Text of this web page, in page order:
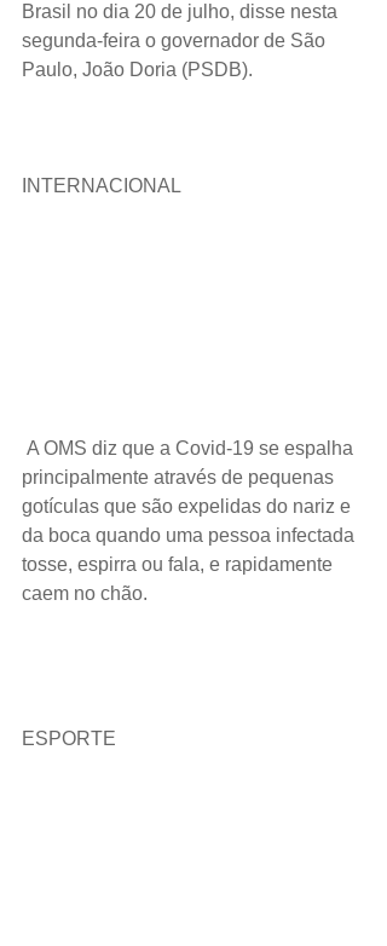
Brasil no dia 20 de julho, disse nesta
segunda-feira o governador de São
Paulo, João Doria (PSDB).
INTERNACIONAL
A OMS diz que a Covid-19 se espalha
principalmente através de pequenas
gotículas que são expelidas do nariz e
da boca quando uma pessoa infectada
tosse, espirra ou fala, e rapidamente
caem no chão.
ESPORTE